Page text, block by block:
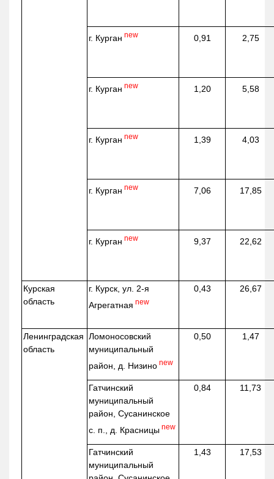
г. Курган new 0,91 2,75
г. Курган new 1,20 5,58
г. Курган new 1,39 4,03
г. Курган new 7,06 17,85
г. Курган new 9,37 22,62
Курская
область
г. Курск, ул. 2-я
Агрегатная new
0,43 26,67
Ленинградская
область
Ломоносовский
муниципальный
район, д. Низино new
0,50 1,47
Гатчинский
муниципальный
район, Сусанинское
с. п., д. Красницы new
0,84 11,73
Гатчинский
муниципальный
1,43 17,53